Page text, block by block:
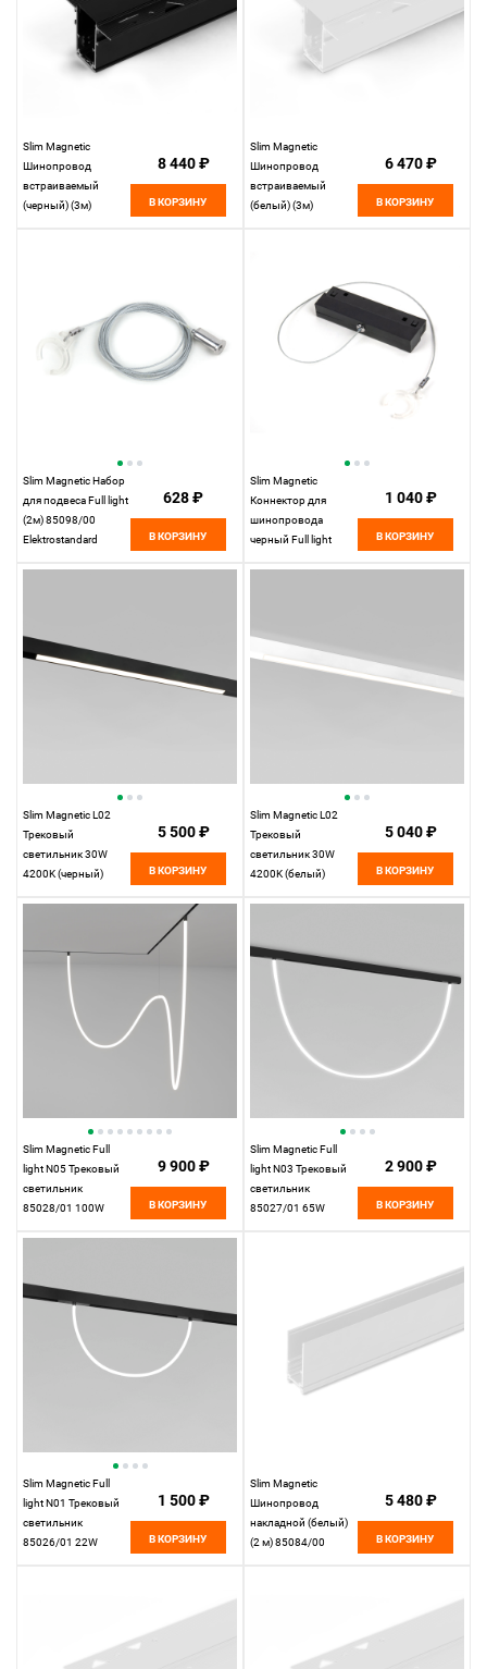
Slim Magnetic
Шинопровод
встраиваемый
(черный) (3м)
8 440 ₽
В КОРЗИНУ
Slim Magnetic
Шинопровод
встраиваемый
(белый) (3м)
6 470 ₽
В КОРЗИНУ
Slim Magnetic Набор
для подвеса Full light
(2м) 85098/00
Elektrostandard
628 ₽
В КОРЗИНУ
Slim Magnetic
Коннектор для
шинопровода
черный Full light
1 040 ₽
В КОРЗИНУ
Slim Magnetic L02
Трековый
светильник 30W
4200K (черный)
5 500 ₽
В КОРЗИНУ
Slim Magnetic L02
Трековый
светильник 30W
4200K (белый)
5 040 ₽
В КОРЗИНУ
Slim Magnetic Full
light N05 Трековый
светильник
85028/01 100W
9 900 ₽
В КОРЗИНУ
Slim Magnetic Full
light N03 Трековый
светильник
85027/01 65W
2 900 ₽
В КОРЗИНУ
Slim Magnetic Full
light N01 Трековый
светильник
85026/01 22W
1 500 ₽
В КОРЗИНУ
Slim Magnetic
Шинопровод
накладной (белый)
(2 м) 85084/00
5 480 ₽
В КОРЗИНУ